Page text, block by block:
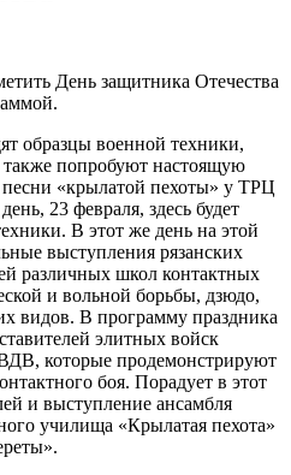
День защитника Отечества
образцы военной техники,
попробуют настоящую
«крылатой пехоты» у ТРЦ
23 февраля, здесь будет
В этот же день на этой
выступления рязанских
различных школ контактных
и вольной борьбы, дзюдо,
видов. В программу праздника
элитных войск
которые продемонстрируют
боя. Порадует в этот
и выступление ансамбля
училища «Крылатая пехота»